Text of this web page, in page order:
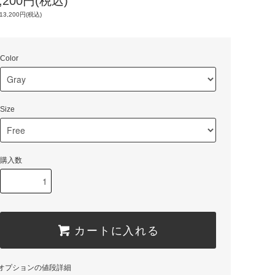
円(税込)
Color
Size
購入数
カートに入れる
プションの値段詳細